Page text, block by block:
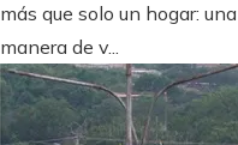
más que solo un hogar: una
manera de v...